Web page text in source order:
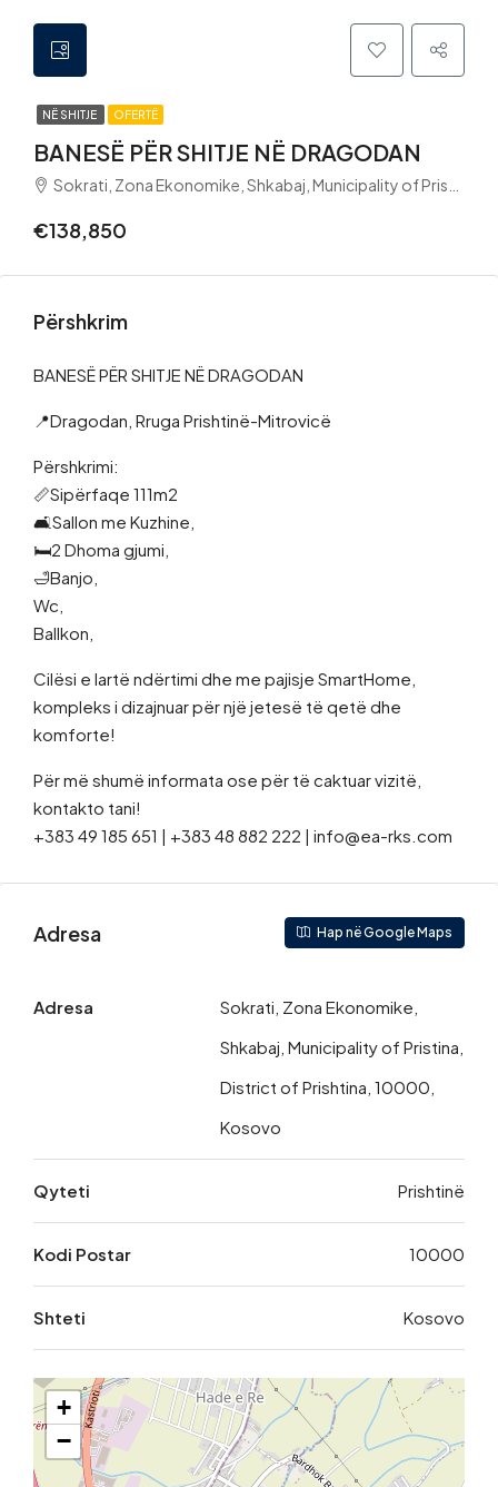
NË SHITJE OFERTË
BANESË PËR SHITJE NË DRAGODAN
Sokrati, Zona Ekonomike, Shkabaj, Municipality of Pristina, District of Prishtina, 10000, Kosovo
€138,850
Përshkrim
BANESË PËR SHITJE NË DRAGODAN
📍Dragodan, Rruga Prishtinë-Mitrovicë
Përshkrimi:
📏Sipërfaqe 111m2
🛋Sallon me Kuzhine,
🛏2 Dhoma gjumi,
🛁Banjo,
Wc,
Ballkon,
Cilësi e lartë ndërtimi dhe me pajisje SmartHome,
kompleks i dizajnuar për një jetesë të qetë dhe
komforte!
Për më shumë informata ose për të caktuar vizitë,
kontakto tani!
+383 49 185 651 | +383 48 882 222 | info@ea-rks.com
Adresa Hap në Google Maps
Adresa
Sokrati, Zona Ekonomike,
Shkabaj, Municipality of Pristina,
District of Prishtina, 10000,
Kosovo
Qyteti Prishtinë
Kodi Postar 10000
Shteti Kosovo
+
−